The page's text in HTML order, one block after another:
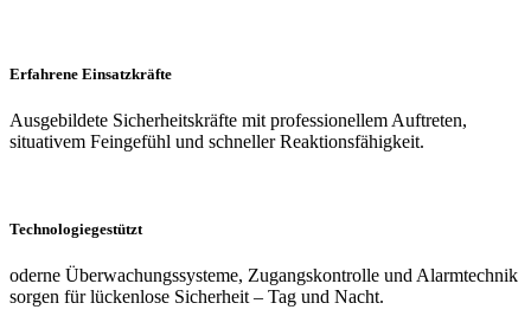
Erfahrene Einsatzkräfte
Ausgebildete Sicherheitskräfte mit professionellem Auftreten,
situativem Feingefühl und schneller Reaktionsfähigkeit.
Technologiegestützt
oderne Überwachungssysteme, Zugangskontrolle und Alarmtechnik
sorgen für lückenlose Sicherheit – Tag und Nacht.